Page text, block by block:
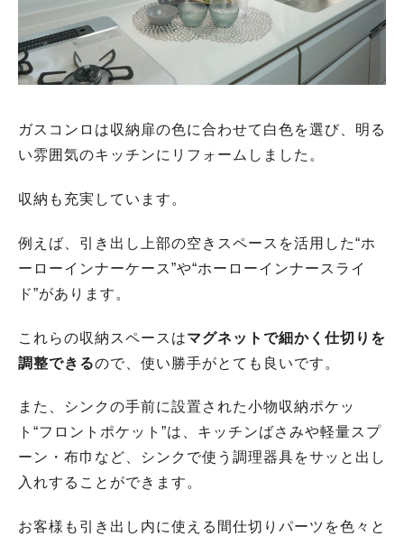
ガスコンロは収納扉の色に合わせて白色を選び、明る
い雰囲気のキッチンにリフォームしました。
収納も充実しています。
例えば、引き出し上部の空きスペースを活用した“ホ
ーローインナーケース”や“ホーローインナースライ
ド”があります。
これらの収納スペースはマグネットで細かく仕切りを
調整できるので、使い勝手がとても良いです。
また、シンクの手前に設置された小物収納ポケッ
ト“フロントポケット”は、キッチンばさみや軽量スプ
ーン・布巾など、シンクで使う調理器具をサッと出し
入れすることができます。
お客様も引き出し内に使える間仕切りパーツを色々と